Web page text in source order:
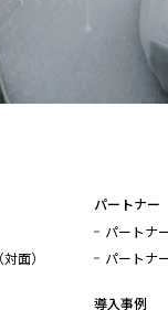
面）
パートナー
パートナ
パートナ
導入事例